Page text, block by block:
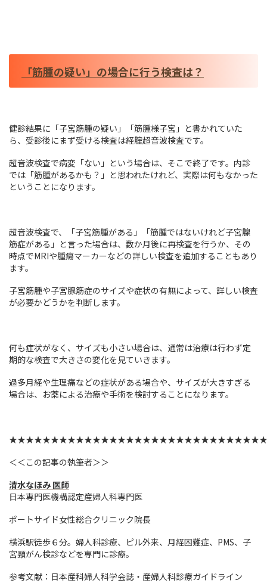
「筋腫の疑い」の場合に行う検査は？
健診結果に「子宮筋腫の疑い」「筋腫様子宮」と書かれていた
ら、受診後にまず受ける検査は経腟超音波検査です。
超音波検査で病変「ない」という場合は、そこで終了です。内診
では「筋腫があるかも？」と思われたけれど、実際は何もなかった
ということになります。
超音波検査で、「子宮筋腫がある」「筋腫ではないけれど子宮腺
筋症がある」と言った場合は、数か月後に再検査を行うか、その
時点でMRIや腫瘍マーカーなどの詳しい検査を追加することもあり
ます。
子宮筋腫や子宮腺筋症のサイズや症状の有無によって、詳しい検査
が必要かどうかを判断します。
何も症状がなく、サイズも小さい場合は、通常は治療は行わず定
期的な検査で大きさの変化を見ていきます。
過多月経や生理痛などの症状がある場合や、サイズが大きすぎる
場合は、お薬による治療や手術を検討することになります。
＜＜この記事の執筆者＞＞
清水なほみ 医師
日本専門医機構認定産婦人科専門医
ポートサイド女性総合クリニック院長
横浜駅徒歩６分。婦人科診療、ピル外来、月経困難症、PMS、子
宮頸がん検診などを専門に診療。
参考文献：日本産科婦人科学会誌・産婦人科診療ガイドライン